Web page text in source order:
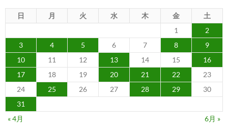
日 月 火 水 木 金
土
1
2
3
4 5 6 7 8
9
10
11 12 13 14 15
16
17
18 19 20 21 22
23
24
25 26 27 28 29
30
31
« 4月
6月 »